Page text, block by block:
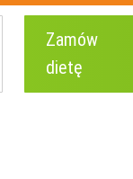
Zamów
dietę